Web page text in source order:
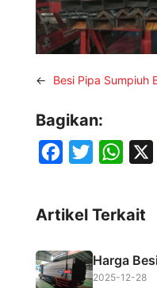
← Besi Pipa Sumpiuh
Bagikan:
e
b
o
t
e
t
A
Artikel Terkait
Harga
2025-12-28